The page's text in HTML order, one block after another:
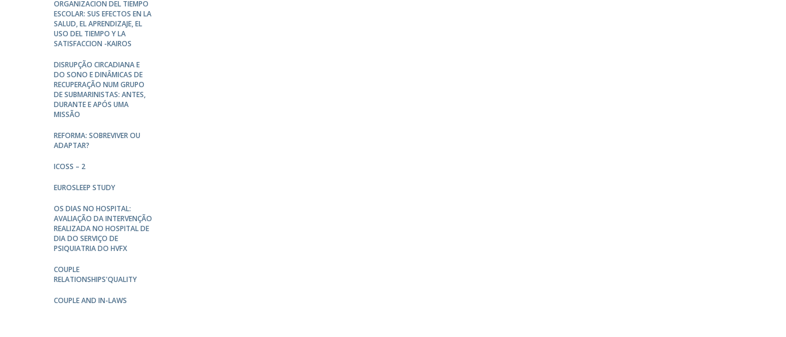
ORGANIZACION DEL TIEMPO
ESCOLAR: SUS EFECTOS EN LA
SALUD, EL APRENDIZAJE, EL
USO DEL TIEMPO Y LA
SATISFACCION -KAIROS
DISRUPÇÃO CIRCADIANA E
DO SONO E DINÂMICAS DE
RECUPERAÇÃO NUM GRUPO
DE SUBMARINISTAS: ANTES,
DURANTE E APÓS UMA
MISSÃO
REFORMA: SOBREVIVER OU
ADAPTAR?
ICOSS – 2
EUROSLEEP STUDY
OS DIAS NO HOSPITAL:
AVALIAÇÃO DA INTERVENÇÃO
REALIZADA NO HOSPITAL DE
DIA DO SERVIÇO DE
PSIQUIATRIA DO HVFX
COUPLE
RELATIONSHIPS'QUALITY
COUPLE AND IN-LAWS